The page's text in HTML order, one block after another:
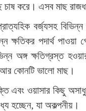
চাষ করে। এসব মাছ
বর্জ্যসহ
ক্ষতিকর পদার্থ
অঙ্গ ক্ষতিগ্রস্ত
কোনটি ভালো মাছ।
এবং ওয়াসার কিছু
হচ্ছেন, যা অকল্পনীয়।